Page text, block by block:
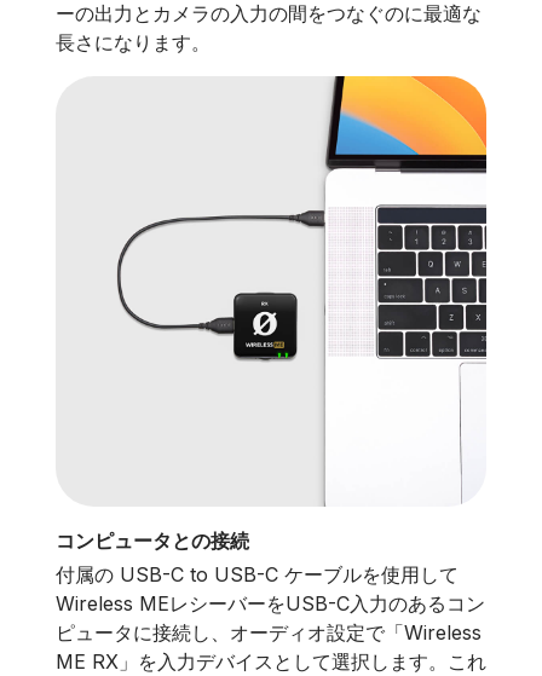
ーの出力とカメラの入力の間をつなぐのに最適な
長さになります。
コンピュータとの接続
付属の USB-C to USB-C ケーブルを使用して
Wireless MEレシーバーをUSB-C入力のあるコン
ピュータに接続し、オーディオ設定で「Wireless
ME RX」を入力デバイスとして選択します。これ